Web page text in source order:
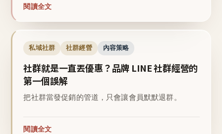
閱讀全文
私域社群 社群經營 內容策略
社群就是一直丟優惠？品牌 LINE 社群經營的
第一個誤解
把社群當發促銷的管道，只會讓會員默默退群。
閱讀全文